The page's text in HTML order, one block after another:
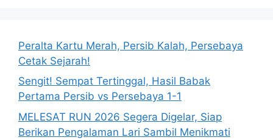
Peralta Kartu Merah, Persib Kalah, Persebaya
Cetak Sejarah!
Sengit! Sempat Tertinggal, Hasil Babak
Pertama Persib vs Persebaya 1-1
MELESAT RUN 2026 Segera Digelar, Siap
Berikan Pengalaman Lari Sambil Menikmati